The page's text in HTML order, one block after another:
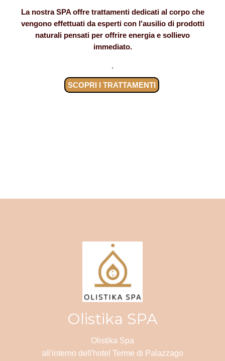
La nostra SPA offre trattamenti dedicati al corpo che
vengono effettuati da esperti con l'ausilio di prodotti
naturali pensati per offrire energia e sollievo
immediato.
.
SCOPRI I TRATTAMENTI
Olistika SPA
Olistika Spa
all'interno dell'hotel Terme di Palazzago